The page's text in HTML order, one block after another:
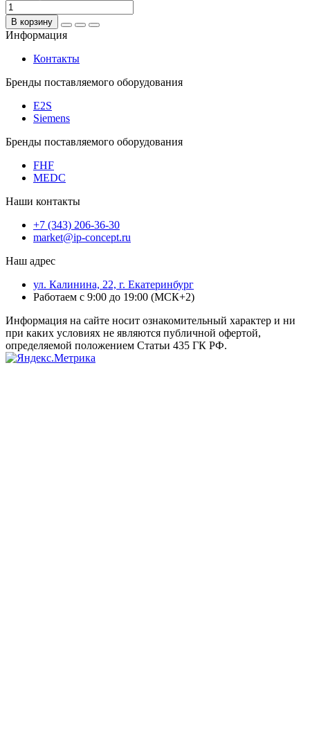
В корзину
Информация
Контакты
Бренды поставляемого оборудования
E2S
Siemens
Бренды поставляемого оборудования
FHF
MEDC
Наши контакты
+7 (343) 206-36-30
market@ip-concept.ru
Наш адрес
ул. Калинина, 22, г. Екатеринбург
Работаем с 9:00 до 19:00 (МСК+2)
Информация на сайте носит ознакомительный характер и ни
при каких условиях не являются публичной офертой,
определяемой положением Статьи 435 ГК РФ.